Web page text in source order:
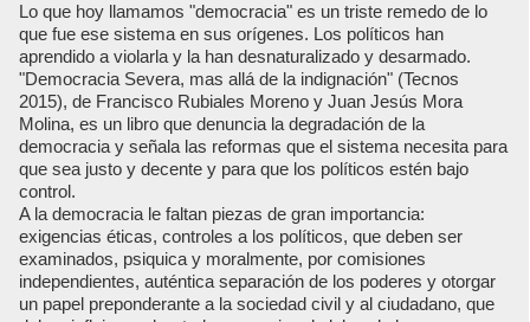
Lo que hoy llamamos "democracia" es un triste remedo de lo
que fue ese sistema en sus orígenes. Los políticos han
aprendido a violarla y la han desnaturalizado y desarmado.
"Democracia Severa, mas allá de la indignación" (Tecnos
2015), de Francisco Rubiales Moreno y Juan Jesús Mora
Molina, es un libro que denuncia la degradación de la
democracia y señala las reformas que el sistema necesita para
que sea justo y decente y para que los políticos estén bajo
control.
A la democracia le faltan piezas de gran importancia:
exigencias éticas, controles a los políticos, que deben ser
examinados, psiquica y moralmente, por comisiones
independientes, auténtica separación de los poderes y otorgar
un papel preponderante a la sociedad civil y al ciudadano, que